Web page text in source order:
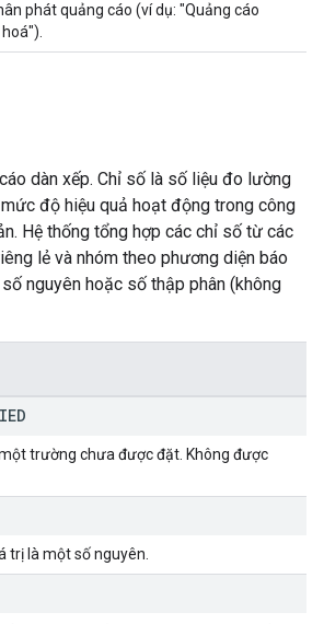
phát quảng cáo (ví dụ: "Quảng cáo
dàn xếp. Chỉ số là số liệu đo lường
độ hiệu quả hoạt động trong công
Hệ thống tổng hợp các chỉ số từ các
lẻ và nhóm theo phương diện báo
nguyên hoặc số thập phân (không
trường chưa được đặt. Không được
trị là một số nguyên.